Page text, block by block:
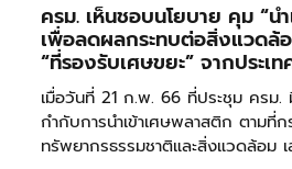
ครม. เห็นชอบนโยบาย คุม “น
เพื่อลดผลกระทบต่อสิ่งแวดล้อ
“ที่รองรับเศษขยะ” จากประเ
เมื่อวันที่ 21 ก.พ. 66 ที่ประชุม ครม.
กำกับการนำเข้าเศษพลาสติก ตามที่ก
ทรัพยากรธรรมชาติและสิ่งแวดล้อม